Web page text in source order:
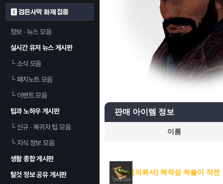
검은사막 화제 집중
정보 · 뉴스 모음
실시간 유저 뉴스 게시판
└소식 모음
└패치노트 모음
└이벤트 모음
팁과 노하우 게시판
└신규 · 복귀자 팁 모음
└지식 정보 모음
생활 종합 게시판
탈것 정보 공유 게시판
판매 아이템 정보
이름
[의뢰서] 해적섬 싹쓸이 작전